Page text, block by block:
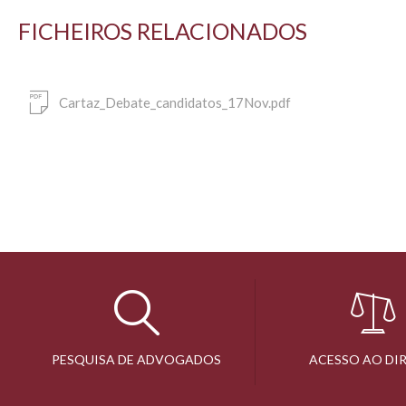
FICHEIROS RELACIONADOS
Cartaz_Debate_candidatos_17Nov.pdf
PESQUISA DE ADVOGADOS ACESSO AO